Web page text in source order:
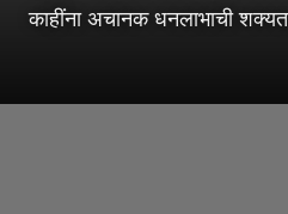
काहींना अचानक धनलाभाची